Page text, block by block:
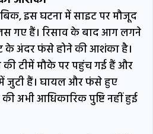
इस घटना में साइट पर मौजूद
गए हैं। रिसाव के बाद आग लगने
के अंदर फंसे होने की आशंका है।
की टीमें मौके पर पहुंच गई हैं और
जुटी हैं। घायल और फंसे हुए
अभी आधिकारिक पुष्टि नहीं हुई